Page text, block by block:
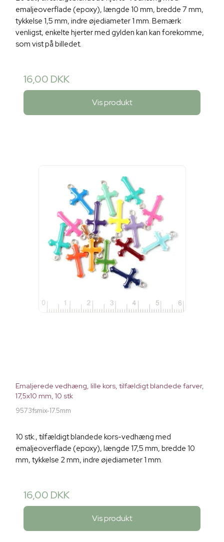
emaljeoverflade (epoxy), længde 10 mm, bredde 7 mm,
tykkelse 1,5 mm, indre øjediameter 1 mm. Bemærk
venligst, enkelte hjerter med gylden kan kan forekomme,
som vist på billedet.
16,00 DKK
Vis produkt
Emaljerede vedhæng, lille kors, tilfældigt blandede farver,
17,5x10 mm, 10 stk
9573fsmix-17.5mm
10 stk., tilfældigt blandede kors-vedhæng med
emaljeoverflade (epoxy), længde 17,5 mm, bredde 10
mm, tykkelse 2 mm, indre øjediameter 1 mm.
16,00 DKK
Vis produkt